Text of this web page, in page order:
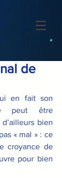
de
en fait son
peut être
bien
« mal » : ce
croyance de
pour bien